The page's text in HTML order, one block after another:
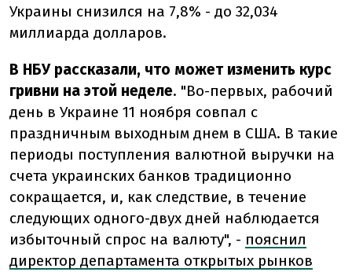
Украины снизился на 7,8% - до 32,034
миллиарда долларов.
В НБУ рассказали, что может изменить курс
гривни на этой неделе. "Во-первых, рабочий
день в Украине 11 ноября совпал с
праздничным выходным днем в США. В такие
периоды поступления валютной выручки на
счета украинских банков традиционно
сокращается, и, как следствие, в течение
следующих одного-двух дней наблюдается
избыточный спрос на валюту", - пояснил
директор департамента открытых рынков